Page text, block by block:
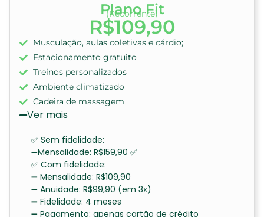
Plano Fit
(Recorrente)
R$109,90
Musculação, aulas coletivas e cárdio;
Estacionamento gratuito
Treinos personalizados
Ambiente climatizado
Cadeira de massagem
Ver mais
✅ Sem fidelidade:
➖Mensalidade: R$159,90 ✅
✅ Com fidelidade:
➖ Mensalidade: R$109,90
➖ Anuidade: R$99,90 (em 3x)
➖ Fidelidade: 4 meses
➖ Pagamento: apenas cartão de crédito